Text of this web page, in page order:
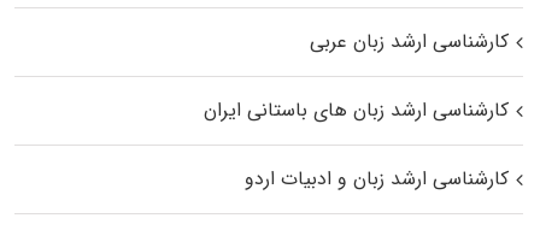
کارشناسی ارشد زبان عربی
کارشناسی ارشد زبان‌ های باستانی ایران
کارشناسی ارشد زبان و ادبیات اردو